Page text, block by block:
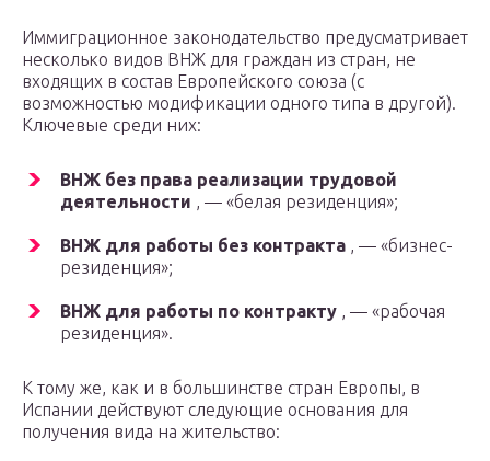
Иммиграционное законодательство предусматривает
несколько видов ВНЖ для граждан из стран, не
входящих в состав Европейского союза (с
возможностью модификации одного типа в другой).
Ключевые среди них:
ВНЖ без права реализации трудовой
деятельности , — «белая резиденция»;
ВНЖ для работы без контракта , — «бизнес-
резиденция»;
ВНЖ для работы по контракту , — «рабочая
резиденция».
К тому же, как и в большинстве стран Европы, в
Испании действуют следующие основания для
получения вида на жительство: